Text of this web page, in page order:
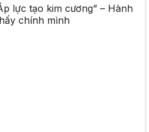
lực tạo kim cương” – Hành
chính mình